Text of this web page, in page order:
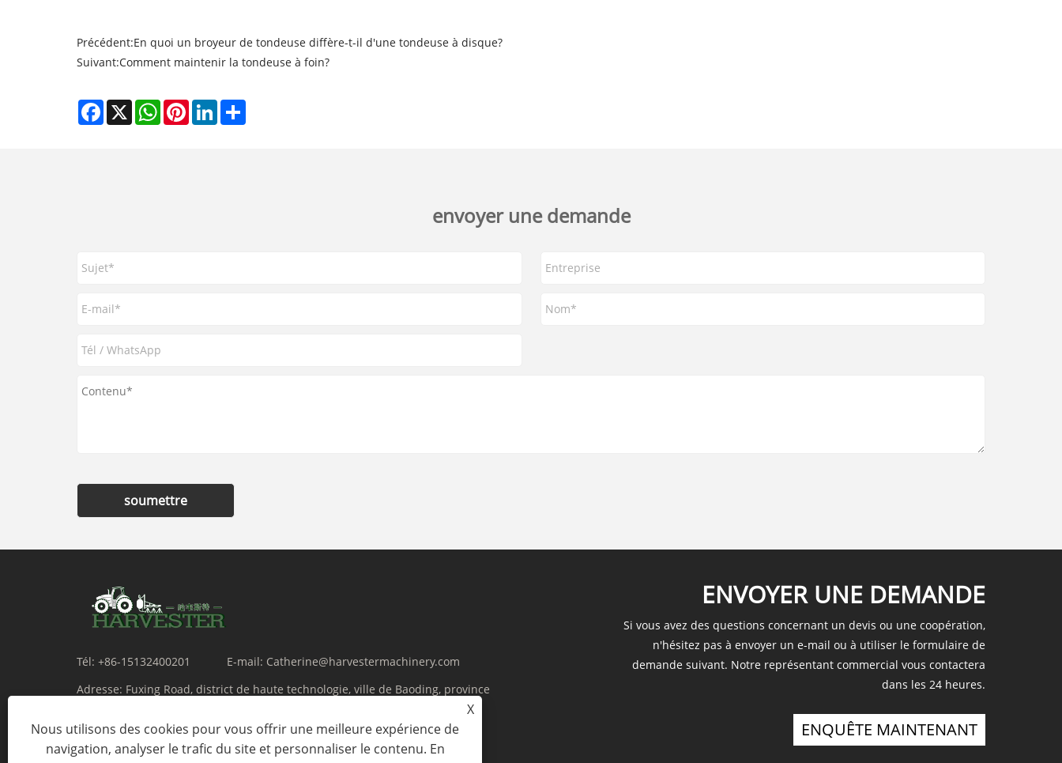
Précédent:En quoi un broyeur de tondeuse diffère-t-il d'une tondeuse à disque?
Suivant:Comment maintenir la tondeuse à foin?
Facebook
X WhatsAppPinterestLinkedIn
envoyer une demande
soumettre
Tél: +86-15132400201 E-mail: Catherine@harvestermachinery.com
Adresse: Fuxing Road, district de haute technologie, ville de Baoding, province
ENVOYER UNE DEMANDE
Si vous avez des questions concernant un devis ou une coopération,
n'hésitez pas à envoyer un e-mail ou à utiliser le formulaire de
demande suivant. Notre représentant commercial vous contactera
dans les 24 heures.
ENQUÊTE MAINTENANT
X
Nous utilisons des cookies pour vous offrir une meilleure expérience de
navigation, analyser le trafic du site et personnaliser le contenu. En